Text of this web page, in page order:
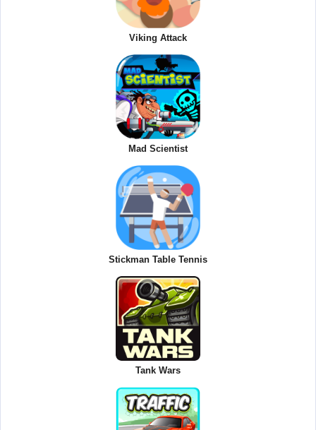
Viking Attack
Mad Scientist
Stickman Table Tennis
Tank Wars